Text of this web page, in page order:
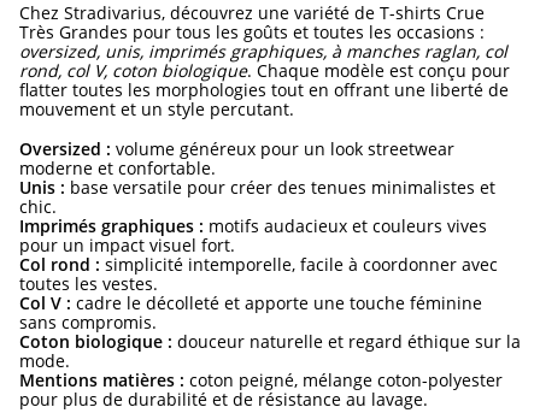
Chez Stradivarius, découvrez une variété de T-shirts Crue
Très Grandes pour tous les goûts et toutes les occasions :
oversized, unis, imprimés graphiques, à manches raglan, col
rond, col V, coton biologique. Chaque modèle est conçu pour
flatter toutes les morphologies tout en offrant une liberté de
mouvement et un style percutant.
Oversized : volume généreux pour un look streetwear
moderne et confortable.
Unis : base versatile pour créer des tenues minimalistes et
chic.
Imprimés graphiques : motifs audacieux et couleurs vives
pour un impact visuel fort.
Col rond : simplicité intemporelle, facile à coordonner avec
toutes les vestes.
Col V : cadre le décolleté et apporte une touche féminine
sans compromis.
Coton biologique : douceur naturelle et regard éthique sur la
mode.
Mentions matières : coton peigné, mélange coton-polyester
pour plus de durabilité et de résistance au lavage.